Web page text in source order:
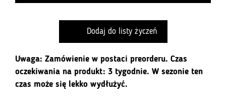
–
Wielofunkcyjna
Chusta
dla
Aktywnych
Dodaj do listy życzeń
Uwaga: Zamówienie w postaci preorderu. Czas
oczekiwania na produkt: 3 tygodnie. W sezonie ten
czas może się lekko wydłużyć.